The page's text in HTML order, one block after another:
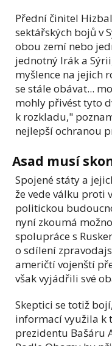
Přední činitel
sektářských bojů v
obou zemí nebo
jednotný Irák a
myšlence na jejich
se stále obávat...
mohly přivést tyto
k rozkladu,"
nejlepší ochranou
Asad musí
Spojené státy a
že vede válku proti
politickou
nyní zkoumá
spolupráce s
o sdílení
američtí vojenští
však vyjádřili své
Skeptici se totiž
informací využila k
prezidentu Bašáru